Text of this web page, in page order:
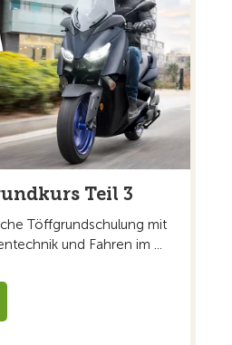
Teil 3
Töffgrundschulung mit
und Fahren im ...